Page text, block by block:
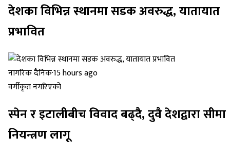
देशका विभिन्न स्थानमा सडक अवरुद्ध, यातायात
प्रभावित
नागरिक दैनिक·15 hours ago
वर्गीकृत नगरिएको
स्पेन र इटालीबीच विवाद बढ्दै, दुवै देशद्वारा सीमा
नियन्त्रण लागू